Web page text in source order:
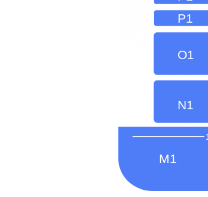
P1
O1
N1
M1